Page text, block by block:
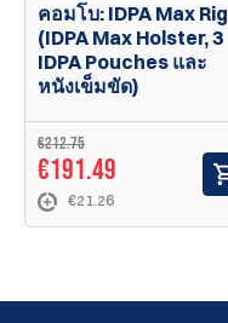
คอมโบ: IDPA Max Rig
(IDPA Max Holster, 3
IDPA Pouches และ
หนังเข็มขัด)
€212.75
€191.49
€21.26